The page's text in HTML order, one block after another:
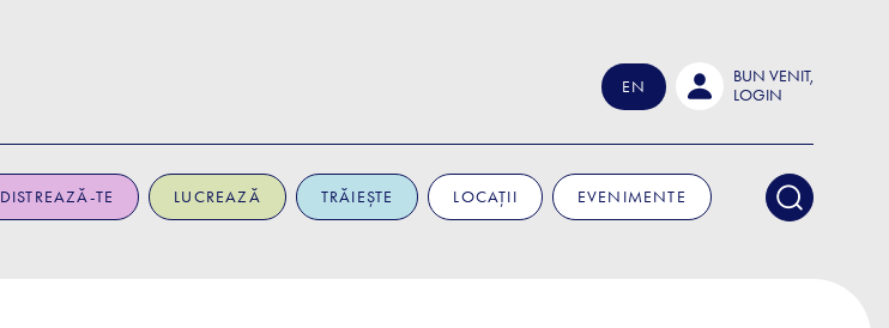
EN
BUN VENIT,
LOGIN
DISTREAZĂ-TE LUCREAZĂ TRĂIEȘTE LOCAȚII EVENIMENTE